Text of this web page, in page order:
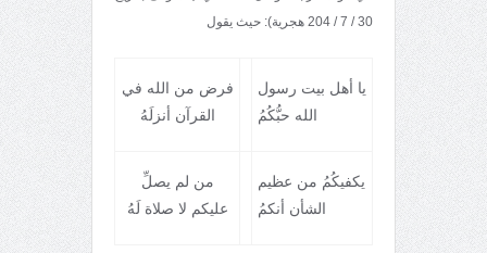
30 / 7 / 204 هجرية): حيث يقول
يا أهل بيت رسول
الله حبُّکُمُ
فرض من الله في
القرآن أنزلَهُ
يکفيکُمُ من عظيم
الشأن أنکمُ
من لم يصلِّ
عليکم لا صلاة لَهُ